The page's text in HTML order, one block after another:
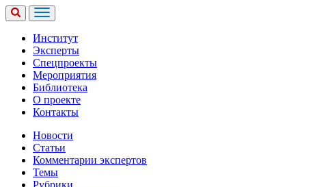
Институт
Эксперты
Спецпроекты
Мероприятия
Библиотека
О проекте
Контакты
Новости
Статьи
Комментарии экспертов
Темы
Рубрики